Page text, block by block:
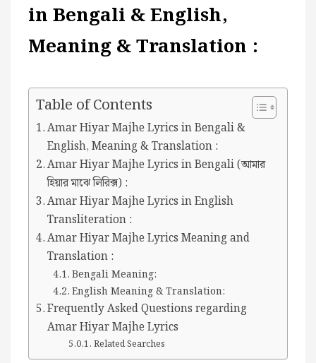
in Bengali & English,
Meaning & Translation :
Table of Contents
Amar Hiyar Majhe Lyrics in Bengali &
English, Meaning & Translation :
Amar Hiyar Majhe Lyrics in Bengali (আমার
হিয়ার মাঝে লিরিক্স) :
Amar Hiyar Majhe Lyrics in English
Transliteration :
Amar Hiyar Majhe Lyrics Meaning and
Translation :
Bengali Meaning:
English Meaning & Translation:
Frequently Asked Questions regarding
Amar Hiyar Majhe Lyrics
Related Searches